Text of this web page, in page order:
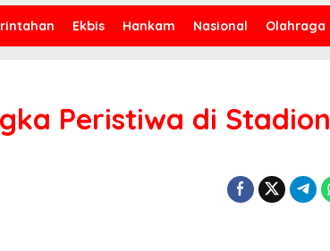
Ekbis Hankam Nasional Olahraga
Peristiwa di Stadion